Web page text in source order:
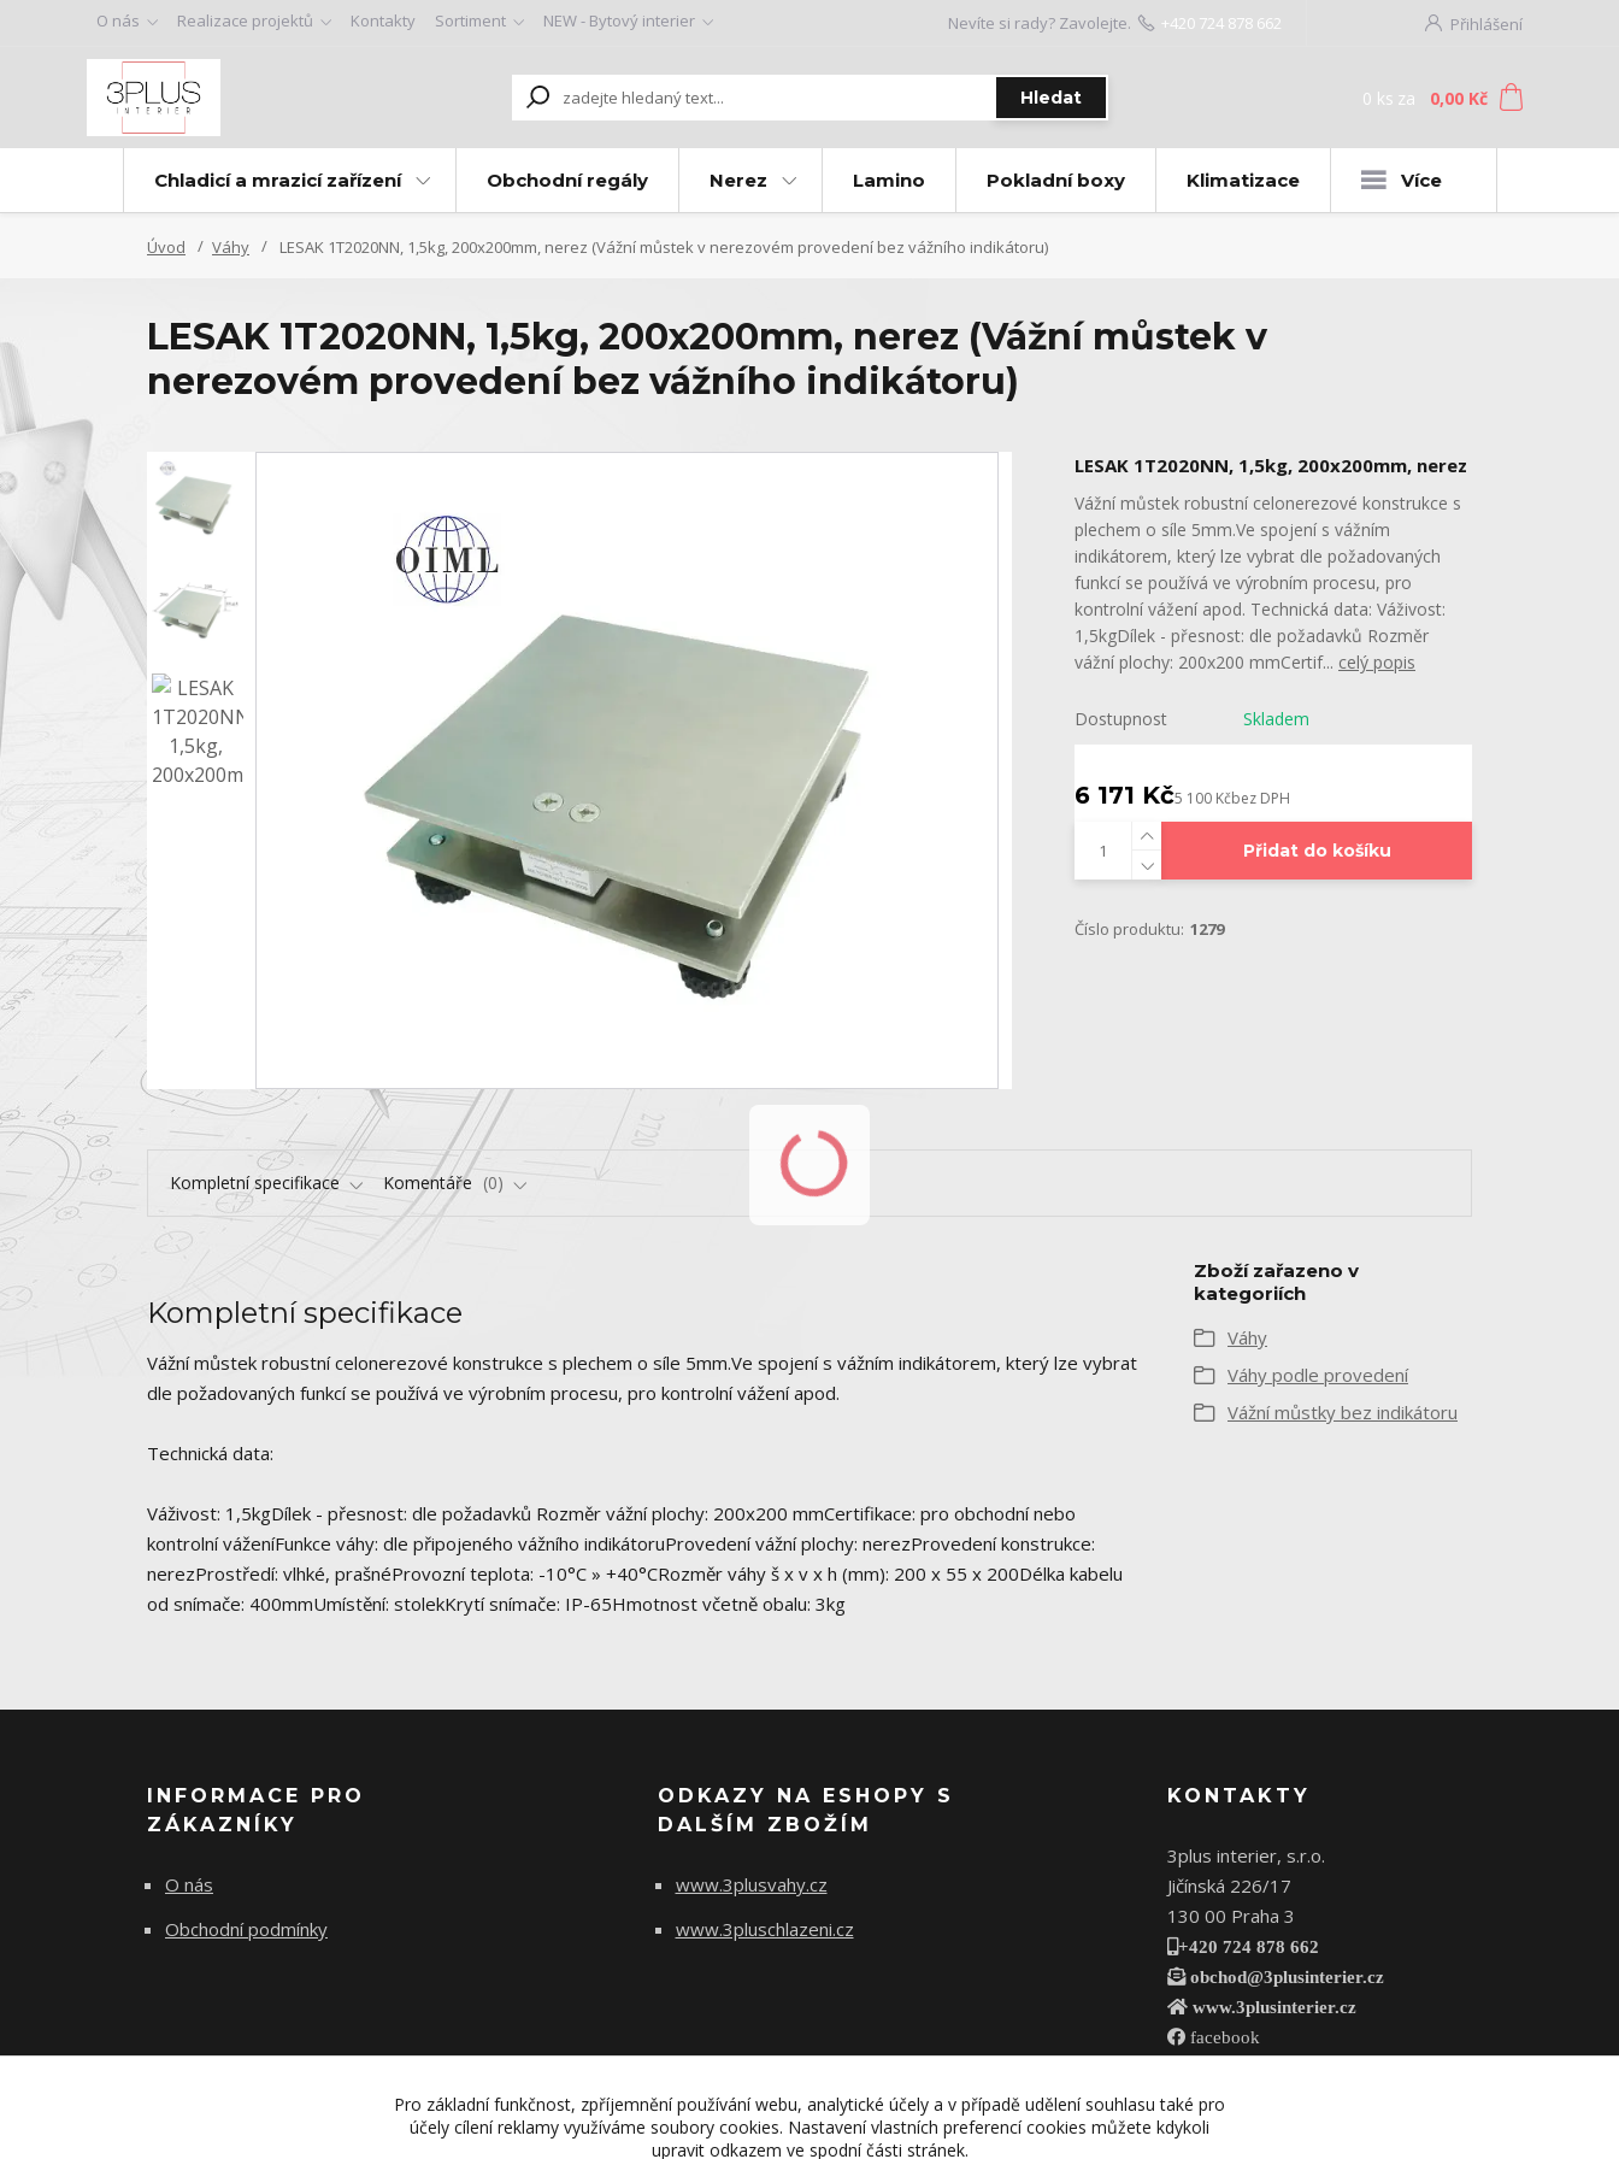
O nás Realizace projektů Kontakty Sortiment NEW - Bytový interier Přihlášení
Hledat
Nevíte si rady? Zavolejte. +420 724 878 662
0 ks za 0,00 Kč
Chladicí a mrazicí zařízení Obchodní regály Nerez Lamino Pokladní boxy Klimatizace Více
Úvod Váhy LESAK 1T2020NN, 1,5kg, 200x200mm, nerez (Vážní můstek v nerezovém provedení bez vážního indikátoru)
LESAK 1T2020NN, 1,5kg, 200x200mm, nerez (Vážní můstek v
nerezovém provedení bez vážního indikátoru)
LESAK 1T2020NN, 1,5kg, 200x200mm, nerez
Vážní můstek robustní celonerezové konstrukce s
plechem o síle 5mm.Ve spojení s vážním
indikátorem, který lze vybrat dle požadovaných
funkcí se používá ve výrobním procesu, pro
kontrolní vážení apod. Technická data: Váživost:
1,5kgDílek - přesnost: dle požadavků Rozměr
vážní plochy: 200x200 mmCertif... celý popis
Dostupnost Skladem
6 171 Kč5 100 Kčbez DPH
Přidat do košíku
Číslo produktu: 1279
Kompletní specifikace Komentáře 0
Kompletní specifikace
Vážní můstek robustní celonerezové konstrukce s plechem o síle 5mm.Ve spojení s vážním indikátorem, který lze vybrat
dle požadovaných funkcí se používá ve výrobním procesu, pro kontrolní vážení apod.
Technická data:
Váživost: 1,5kgDílek - přesnost: dle požadavků Rozměr vážní plochy: 200x200 mmCertifikace: pro obchodní nebo
kontrolní váženíFunkce váhy: dle připojeného vážního indikátoruProvedení vážní plochy: nerezProvedení konstrukce:
nerezProstředí: vlhké, prašnéProvozní teplota: -10°C » +40°CRozměr váhy š x v x h (mm): 200 x 55 x 200Délka kabelu
od snímače: 400mmUmístění: stolekKrytí snímače: IP-65Hmotnost včetně obalu: 3kg
Zboží zařazeno v
kategoriích
Váhy
Váhy podle provedení
Vážní můstky bez indikátoru
INFORMACE PRO
ZÁKAZNÍKY
O nás
Obchodní podmínky
ODKAZY NA ESHOPY S
DALŠÍM ZBOŽÍM
www.3plusvahy.cz
www.3pluschlazeni.cz
KONTAKTY
3plus interier, s.r.o.
Jičínská 226/17
130 00 Praha 3
+420 724 878 662
obchod@3plusinterier.cz
www.3plusinterier.cz
facebook
Pro základní funkčnost, zpříjemnění používání webu, analytické účely a v případě udělení souhlasu také pro
účely cílení reklamy využíváme soubory cookies. Nastavení vlastních preferencí cookies můžete kdykoli
upravit odkazem ve spodní části stránek.